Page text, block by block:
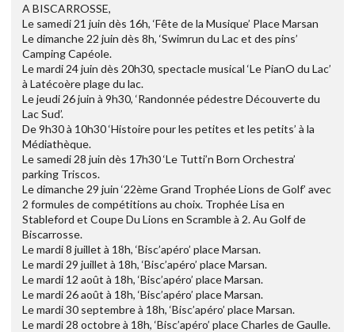
A BISCARROSSE,
Le samedi 21 juin dès 16h, ‘Fête de la Musique’ Place Marsan
Le dimanche 22 juin dès 8h, ‘Swimrun du Lac et des pins’
Camping Capéole.
Le mardi 24 juin dès 20h30, spectacle musical ‘Le PianO du Lac’
à Latécoère plage du lac.
Le jeudi 26 juin à 9h30, ‘Randonnée pédestre Découverte du
Lac Sud’.
De 9h30 à 10h30 ‘Histoire pour les petites et les petits’ à la
Médiathèque.
Le samedi 28 juin dès 17h30 ‘Le Tutti’n Born Orchestra’
parking Triscos.
Le dimanche 29 juin ‘22ème Grand Trophée Lions de Golf’ avec
2 formules de compétitions au choix. Trophée Lisa en
Stableford et Coupe Du Lions en Scramble à 2. Au Golf de
Biscarrosse.
Le mardi 8 juillet à 18h, ‘Bisc’apéro’ place Marsan.
Le mardi 29 juillet à 18h, ‘Bisc’apéro’ place Marsan.
Le mardi 12 août à 18h, ‘Bisc’apéro’ place Marsan.
Le mardi 26 août à 18h, ‘Bisc’apéro’ place Marsan.
Le mardi 30 septembre à 18h, ‘Bisc’apéro’ place Marsan.
Le mardi 28 octobre à 18h, ‘Bisc’apéro’ place Charles de Gaulle.